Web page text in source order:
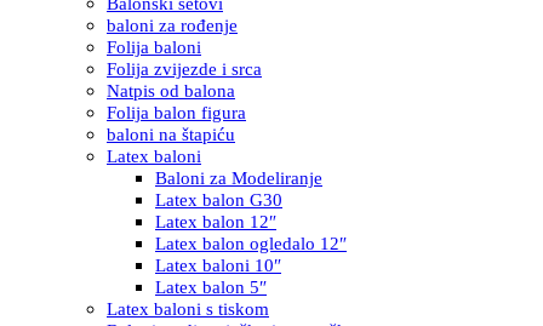
baloni za rođenje
Folija baloni
Folija zvijezde i srca
Natpis od balona
Folija balon figura
baloni na štapiću
Latex baloni
Baloni za Modeliranje
Latex balon G30
Latex balon 12″
Latex balon ogledalo 12″
Latex baloni 10″
Latex balon 5″
Latex baloni s tiskom